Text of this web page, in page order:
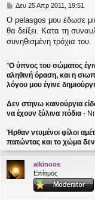
Δ
μ
ο
σ
υ
σ
η
Δευ 25 Απρ 2011, 19:51
Ο pelasgos μου έδωσε
θα δείξει. Κατα τη
συνηθισμένη τρόχια του.
"Ο ύπνος του σώματος
αληθινή όραση, και η
λόγου μου έγινε
Δεν στηνω καινούργια
να έχουν ξύλινα πόδια -
Ήρθαν ντυμένοι φίλοι
πατώντας και το χώμα
alkinoos
Επίτιμος